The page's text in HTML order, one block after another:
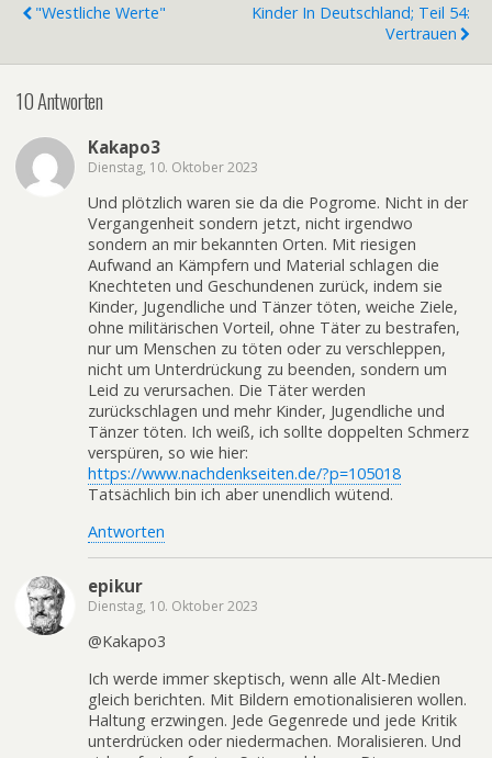
"Westliche Werte"
Kinder In Deutschland; Teil 54:
Vertrauen
10 Antworten
Kakapo3
Dienstag, 10. Oktober 2023
Und plötzlich waren sie da die Pogrome. Nicht in der
Vergangenheit sondern jetzt, nicht irgendwo
sondern an mir bekannten Orten. Mit riesigen
Aufwand an Kämpfern und Material schlagen die
Knechteten und Geschundenen zurück, indem sie
Kinder, Jugendliche und Tänzer töten, weiche Ziele,
ohne militärischen Vorteil, ohne Täter zu bestrafen,
nur um Menschen zu töten oder zu verschleppen,
nicht um Unterdrückung zu beenden, sondern um
Leid zu verursachen. Die Täter werden
zurückschlagen und mehr Kinder, Jugendliche und
Tänzer töten. Ich weiß, ich sollte doppelten Schmerz
verspüren, so wie hier:
https://www.nachdenkseiten.de/?p=105018
Tatsächlich bin ich aber unendlich wütend.
Antworten
epikur
Dienstag, 10. Oktober 2023
@Kakapo3
Ich werde immer skeptisch, wenn alle Alt-Medien
gleich berichten. Mit Bildern emotionalisieren wollen.
Haltung erzwingen. Jede Gegenrede und jede Kritik
unterdrücken oder niedermachen. Moralisieren. Und